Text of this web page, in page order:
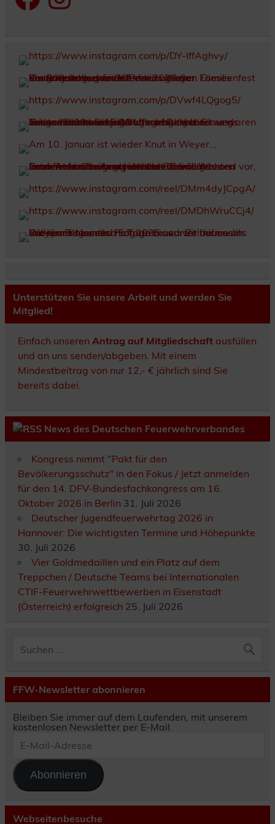
Unterstützen Sie unsere Arbeit und werden Sie
Mitglied!
Einfach unseren Antrag auf Mitgliedschaftausfüllen
und an uns senden/abgeben. Mit einem
Mindestbeitrag von nur 12,- € jährlich sind Sie
bereits dabei.
News des Deutschen Feuerwehrverbandes
Kongress nimmt "Pakt für den
Bevölkerungsschutz" in den Fokus / Jetzt anmelden
für den 14. DFV-Bundesfachkongress am 16.
Oktober 2026 in Berlin 31. Juli 2026
Deutscher Jugendfeuerwehrtag 2026 in
Hannover: Die wichtigsten Termine und Höhepunkte
30. Juli 2026
Vier Goldmedaillen und ein Platz auf dem
Treppchen / Deutsche Teams bei Internationalen
CTIF-Feuerwehrwettbewerben in Eisenstadt
(Österreich) erfolgreich 25. Juli 2026
FFW-Newsletter abonnieren
Bleiben Sie immer auf dem Laufenden, mit unserem
kostenlosen Newsletter per E-Mail.
Mail-
Abonnieren
Webseitenbesuche